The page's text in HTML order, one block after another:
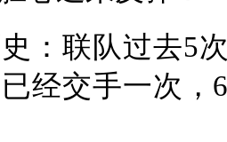
联队过去5次
经交手一次，